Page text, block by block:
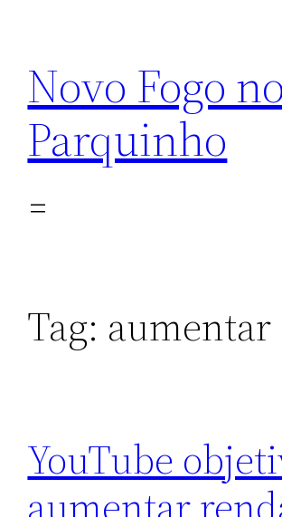
conteúdo
Novo Fogo no
Parquinho
Tag: aumentar
YouTube